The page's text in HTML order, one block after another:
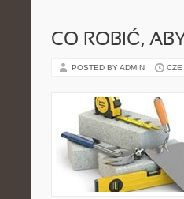
CO ROBIĆ,
POSTED BY ADMIN